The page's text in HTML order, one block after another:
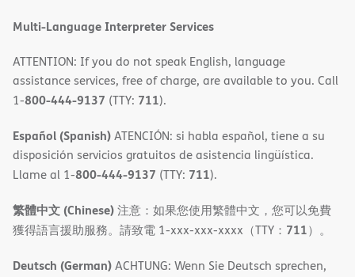
Multi-Language Interpreter Services
ATTENTION: If you do not speak English, language
assistance services, free of charge, are available to you. Call
1-800-444-9137 (TTY: 711).
Español (Spanish)ATENCIÓN: si habla español, tiene a su
disposición servicios gratuitos de asistencia lingüística.
Llame al 1-800-444-9137 (TTY: 711).
繁體中文 (Chinese)注意：如果您使用繁體中文，您可以免費
獲得語言援助服務。請致電 1-xxx-xxx-xxxx（TTY： 711）。
Deutsch (German)ACHTUNG: Wenn Sie Deutsch sprechen,